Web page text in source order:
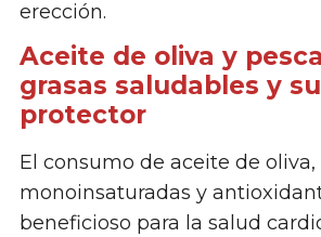
erección.
Aceite de oliva y
grasas saludables y
protector
El consumo de aceite de oliva,
monoinsaturadas y
beneficioso para la salud